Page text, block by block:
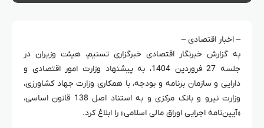
– اخبار اقتصادی –
به گزارش خبرنگار اقتصادی خبرگزاری تسنیم، هیئت وزیران در
جلسه 27 فروردین 1404، به پیشنهاد وزارت امور اقتصادی و
دارایی و سازمان برنامه و بودجه، با همکاری وزارت جهاد کشاورزی،
وزارت نیرو و بانک مرکزی و به استناد اصل 138 قانون اساسی،
«آیین‌نامه اجرایی اوراق مالی اسلامی» را ابلاغ کرد.